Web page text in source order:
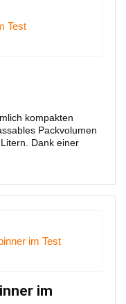
kompakten
Packvolumen
Dank einer
im